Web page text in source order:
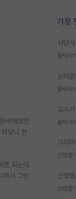
가장
비해보면
보니 한
되는데
래서 그런